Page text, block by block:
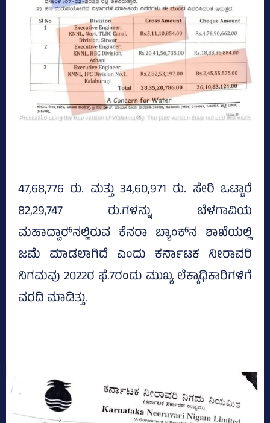
47,68,776 ರು. ಮತ್ತು 34,60,971 ರು. ಸೇರಿ ಒಟ್ಟಾರೆ
82,29,747 ರು.ಗಳನ್ನು ಬೆಳಗಾವಿಯ
ಮಹಾದ್ವಾರ್‍‌ನಲ್ಲಿರುವ ಕೆನರಾ ಬ್ಯಾಂಕ್‌ನ ಶಾಖೆಯಲ್ಲಿ
ಜಮೆ ಮಾಡಲಾಗಿದೆ ಎಂದು ಕರ್ನಾಟಕ ನೀರಾವರಿ
ನಿಗಮವು 2022ರ ಫೆ.7ರಂದು ಮುಖ್ಯ ಲೆಕ್ಕಾಧಿಕಾರಿಗಳಿಗೆ
ವರದಿ ಮಾಡಿತ್ತು.